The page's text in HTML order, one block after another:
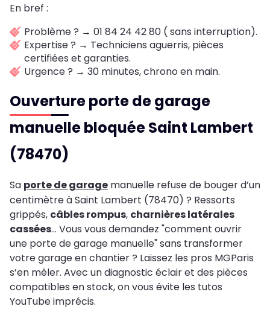
En bref :
Problème ? → 01 84 24 42 80 ( sans interruption).
Expertise ? → Techniciens aguerris, pièces
certifiées et garanties.
Urgence ? → 30 minutes, chrono en main.
Ouverture porte de garage
manuelle bloquée Saint Lambert
(78470)
Sa porte de garage manuelle refuse de bouger d’un
centimètre à Saint Lambert (78470) ? Ressorts
grippés, câbles rompus, charnières latérales
cassées… Vous vous demandez "comment ouvrir
une porte de garage manuelle" sans transformer
votre garage en chantier ? Laissez les pros MGParis
s’en mêler. Avec un diagnostic éclair et des pièces
compatibles en stock, on vous évite les tutos
YouTube imprécis.